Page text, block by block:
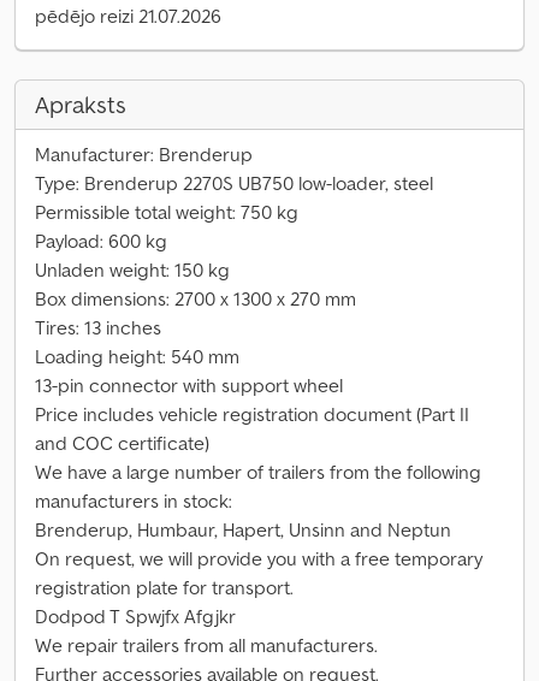
pēdējo reizi 21.07.2026
Apraksts
Manufacturer: Brenderup
Type: Brenderup 2270S UB750 low-loader, steel
Permissible total weight: 750 kg
Payload: 600 kg
Unladen weight: 150 kg
Box dimensions: 2700 x 1300 x 270 mm
Tires: 13 inches
Loading height: 540 mm
13-pin connector with support wheel
Price includes vehicle registration document (Part II
and COC certificate)
We have a large number of trailers from the following
manufacturers in stock:
Brenderup, Humbaur, Hapert, Unsinn and Neptun
On request, we will provide you with a free temporary
registration plate for transport.
Dodpod T Spwjfx Afgjkr
We repair trailers from all manufacturers.
Further accessories available on request.